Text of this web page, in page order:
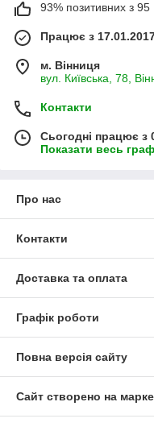
93% позитивних з 95
Працює з
м. Вінниця
вул. Київська, 78,
Контакти
Сьогодні працює з
Показати весь
Про нас
Контакти
Доставка та оплата
Графік роботи
Повна версія сайту
Сайт створено на